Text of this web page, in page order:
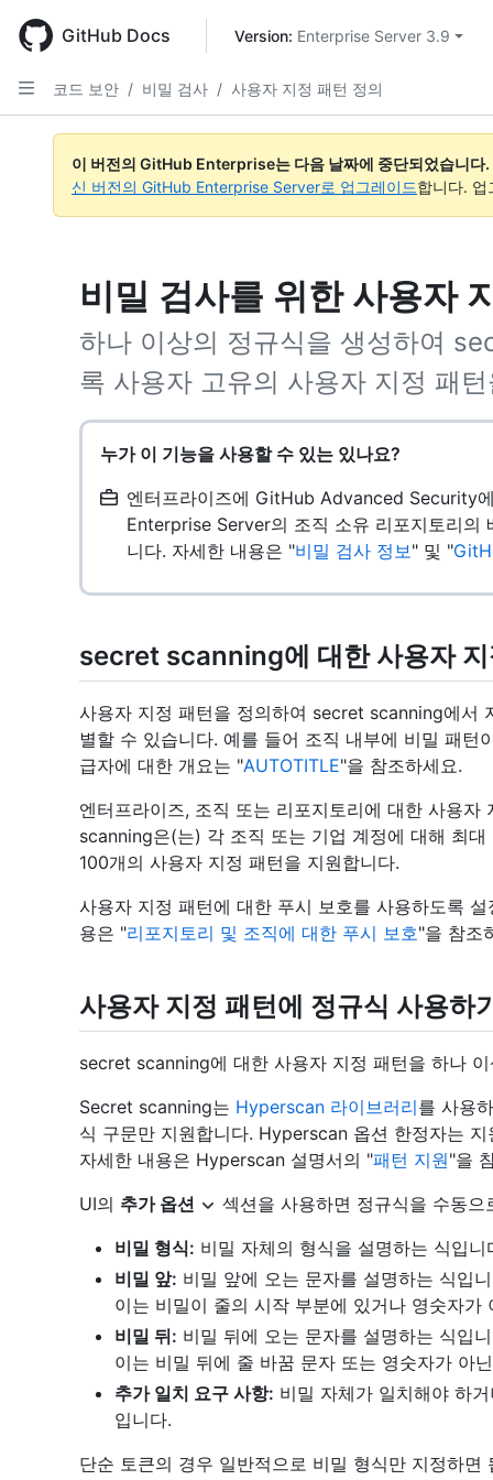
main
content
GitHub Docs Version: Enterprise Server 3.9
코드 보안 / 비밀 검사 / 사용자 지정 패턴 정의
이 버전의 GitHub Enterprise는 다음 날짜에 중단되었습니다.
신 버전의 GitHub Enterprise Server로 업그레이드합니다.
비밀 검사를 위한 사용자
하나 이상의 정규식을 생성하여
록 사용자 고유의 사용자 지정 패
누가 이 기능을 사용할 수 있는 있나요?
엔터프라이즈에 GitHub Advanced Security
Enterprise Server의 조직 소유 리포지토리
니다. 자세한 내용은 "비밀 검사 정보" 및 "
secret scanning에 대한 사용자 지
사용자 지정 패턴을 정의하여 secret scanning에서
별할 수 있습니다. 예를 들어 조직 내부에 비밀 패
급자에 대한 개요는 "‭‬AUTOTITLE‭‬"을 참조하세요.
엔터프라이즈, 조직 또는 리포지토리에 대한 사용
scanning은(는) 각 조직 또는 기업 계정에 대해 최
100개의 사용자 지정 패턴을 지원합니다.
사용자 지정 패턴에 대한 푸시 보호를 사용하도록
용은 "리포지토리 및 조직에 대한 푸시 보호"을 참조
사용자 지정 패턴에 정규식 사용하
secret scanning에 대한 사용자 지정 패턴을 하나
Secret scanning는 Hyperscan 라이브러리를 사용
식 구문만 지원합니다. Hyperscan 옵션 한정자는
자세한 내용은 Hyperscan 설명서의 "패턴 지원"을
UI의 추가 옵션
섹션을 사용하면 정규식을 수동
비밀 형식: 비밀 자체의 형식을 설명하는 식입니
비밀 앞: 비밀 앞에 오는 문자를 설명하는 식입
이는 비밀이 줄의 시작 부분에 있거나 영숫자
비밀 뒤: 비밀 뒤에 오는 문자를 설명하는 식입
이는 비밀 뒤에 줄 바꿈 문자 또는 영숫자가 아
추가 일치 요구 사항: 비밀 자체가 일치해야 하
입니다.
단순 토큰의 경우 일반적으로 비밀 형식만 지정하